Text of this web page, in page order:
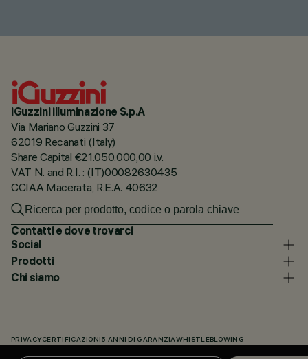
iGuzzini illuminazione S.p.A
Via Mariano Guzzini 37
62019 Recanati (Italy)
Share Capital €21.050.000,00 i.v.
VAT N. and R.I. : (IT)00082630435
CCIAA Macerata, R.E.A. 40632
Contatti e dove trovarci
Social
Prodotti
Chi siamo
PRIVACY CERTIFICAZIONI 5 ANNI DI GARANZIAWHISTLEBLOWING